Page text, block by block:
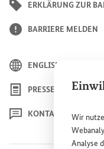
Wir
Analyse
ERKLÄRUNG ZUR
BARRIERE MELDEN
ENGLISH
PRESSE
KONTAKT